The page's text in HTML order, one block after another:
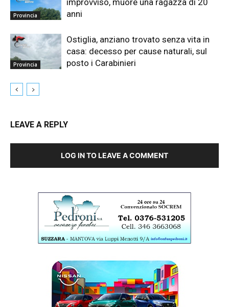
Provincia
anni
Provincia
Ostiglia, anziano trovato senza vita in
casa: decesso per cause naturali, sul
posto i Carabinieri
LEAVE A REPLY
LOG IN TO LEAVE A COMMENT